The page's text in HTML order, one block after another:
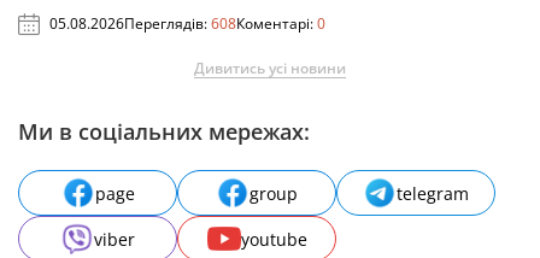
05.08.2026Переглядів:608Коментарі:0
Дивитись усі новини
Ми в соціальних мережах:
page group
telegram
viber
youtube